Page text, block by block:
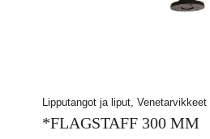
Lipputangot ja liput, Venetarvikkeet
*FLAGSTAFF 300 MM